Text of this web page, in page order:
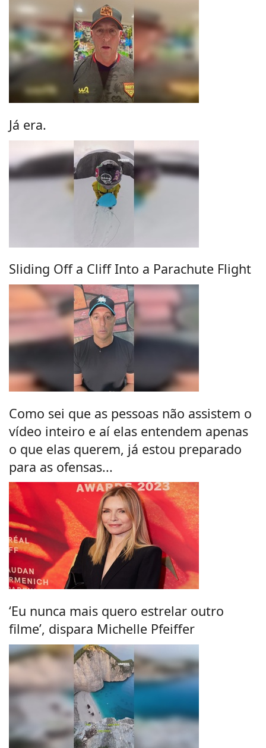
Já era.
Sliding Off a Cliff Into a Parachute Flight
Como sei que as pessoas não assistem o
vídeo inteiro e aí elas entendem apenas
o que elas querem, já estou preparado
para as ofensas...
‘Eu nunca mais quero estrelar outro
filme’, dispara Michelle Pfeiffer